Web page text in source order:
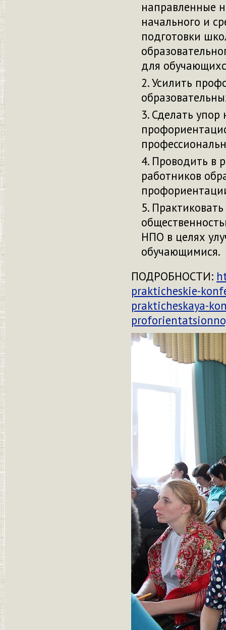
направленные
начального и
подготовки
для
Усилить
Сделать упор
Проводить в
работников
НПО в целях
обучающимися.
ПОДРОБНОСТИ:
prakticheskie-
prakticheskaya-